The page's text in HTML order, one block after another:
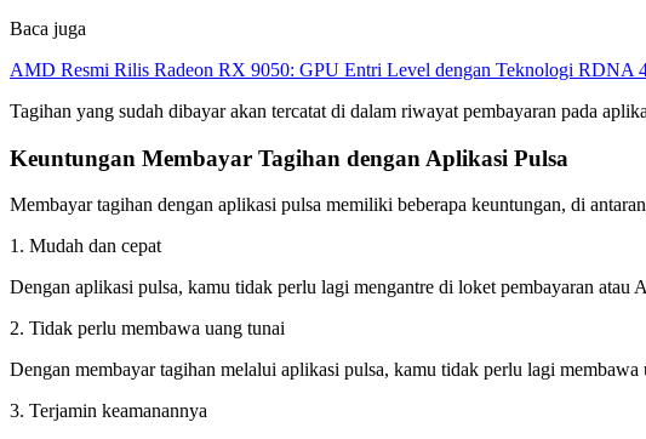
Baca juga
AMD Resmi Rilis Radeon RX 9050: GPU Entri Level dengan Teknologi RDNA
Tagihan yang sudah dibayar akan tercatat di dalam riwayat pembayaran pada
Keuntungan Membayar Tagihan dengan Aplikasi Pulsa
Membayar tagihan dengan aplikasi pulsa memiliki beberapa keuntungan, di
1. Mudah dan cepat
Dengan aplikasi pulsa, kamu tidak perlu lagi mengantre di loket pembayaran atau
2. Tidak perlu membawa uang tunai
Dengan membayar tagihan melalui aplikasi pulsa, kamu tidak perlu lagi
3. Terjamin keamanannya